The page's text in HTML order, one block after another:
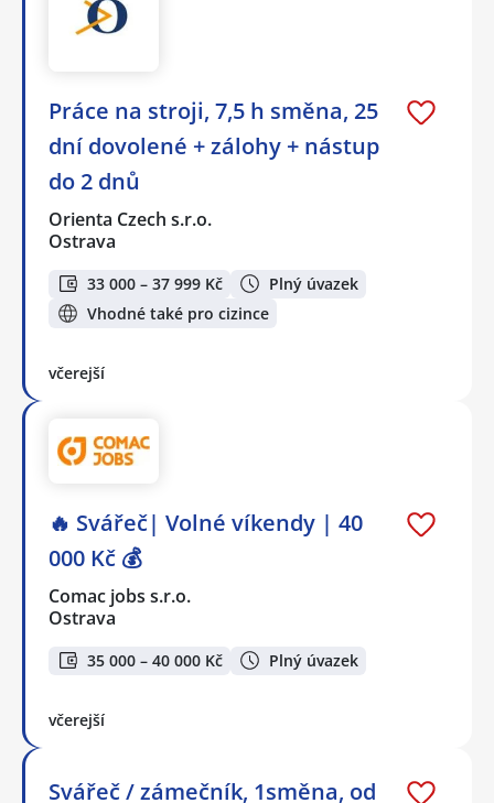
Práce na stroji, 7,5 h směna, 25
dní dovolené + zálohy + nástup
do 2 dnů
Orienta Czech s.r.o.
Ostrava
33 000 – 37 999 Kč
Plný úvazek
Vhodné také pro cizince
včerejší
🔥 Svářeč| Volné víkendy | 40
000 Kč 💰
Comac jobs s.r.o.
Ostrava
35 000 – 40 000 Kč Plný úvazek
včerejší
Svářeč / zámečník, 1směna, od